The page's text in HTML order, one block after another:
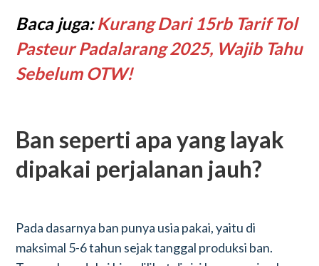
Baca juga:Kurang Dari 15rb Tarif Tol
Pasteur Padalarang 2025, Wajib Tahu
Sebelum OTW!
Ban seperti apa yang layak
dipakai perjalanan jauh?
Pada dasarnya ban punya usia pakai, yaitu di
maksimal 5-6 tahun sejak tanggal produksi ban.